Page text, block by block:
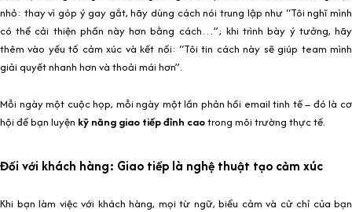
nhỏ: thay vì góp ý gay gắt, hãy dùng cách nói trung lập như “Tôi nghĩ mình
có thể cải thiện phần này hơn bằng cách…”; khi trình bày ý tưởng, hãy
thêm vào yếu tố cảm xúc và kết nối: “Tôi tin cách này sẽ giúp team mình
giải quyết nhanh hơn và thoải mái hơn”.
Mỗi ngày một cuộc họp, mỗi ngày một lần phản hồi email tinh tế – đó là cơ
hội để bạn luyện kỹ năng giao tiếp đỉnh caotrong môi trường thực tế.
Đối với khách hàng: Giao tiếp là nghệ thuật tạo cảm xúc
Khi bạn làm việc với khách hàng, mọi từ ngữ, biểu cảm và cử chỉ của bạn